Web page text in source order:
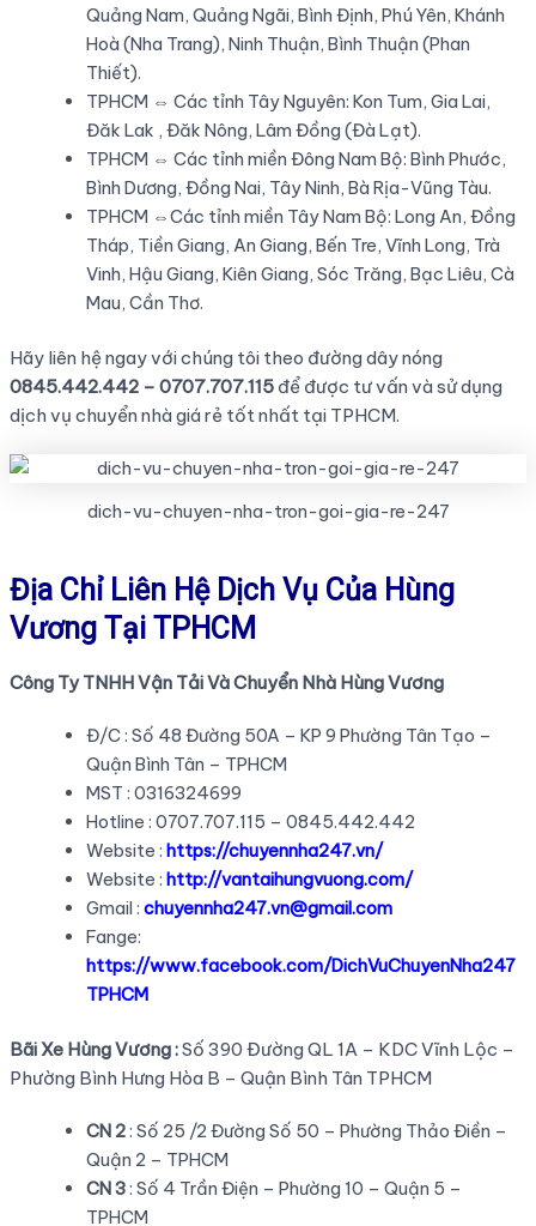
Quảng Nam, Quảng Ngãi, Bình Định, Phú Yên, Khánh
Hoà (Nha Trang), Ninh Thuận, Bình Thuận (Phan
Thiết).
TPHCM ⇔ Các tỉnh Tây Nguyên: Kon Tum, Gia Lai,
Đăk Lak , Đăk Nông, Lâm Đồng (Đà Lạt).
TPHCM ⇔ Các tỉnh miền Đông Nam Bộ: Bình Phước,
Bình Dương, Đồng Nai, Tây Ninh, Bà Rịa-Vũng Tàu.
TPHCM ⇔Các tỉnh miền Tây Nam Bộ: Long An, Đồng
Tháp, Tiền Giang, An Giang, Bến Tre, Vĩnh Long, Trà
Vinh, Hậu Giang, Kiên Giang, Sóc Trăng, Bạc Liêu, Cà
Mau, Cần Thơ.
Hãy liên hệ ngay với chúng tôi theo đường dây nóng
0845.442.442 – 0707.707.115 để được tư vấn và sử dụng
dịch vụ chuyển nhà giá rẻ tốt nhất tại TPHCM.
dich-vu-chuyen-nha-tron-goi-gia-re-247
Địa Chỉ Liên Hệ Dịch Vụ Của Hùng
Vương Tại TPHCM
Công Ty TNHH Vận Tải Và Chuyển Nhà Hùng Vương
Đ/C : Số 48 Đường 50A – KP 9 Phường Tân Tạo –
Quận Bình Tân – TPHCM
MST : 0316324699
Hotline : 0707.707.115 – 0845.442.442
Website : https://chuyennha247.vn/
Website : http://vantaihungvuong.com/
Gmail : chuyennha247.vn@gmail.com
Fange:
https://www.facebook.com/DichVuChuyenNha247
TPHCM
Bãi Xe Hùng Vương :Số 390 Đường QL 1A – KDC Vĩnh Lộc –
Phường Bình Hưng Hòa B – Quận Bình Tân TPHCM
CN 2: Số 25 /2 Đường Số 50 – Phường Thảo Điền –
Quận 2 – TPHCM
CN 3: Số 4 Trần Điện – Phường 10 – Quận 5 –
TPHCM